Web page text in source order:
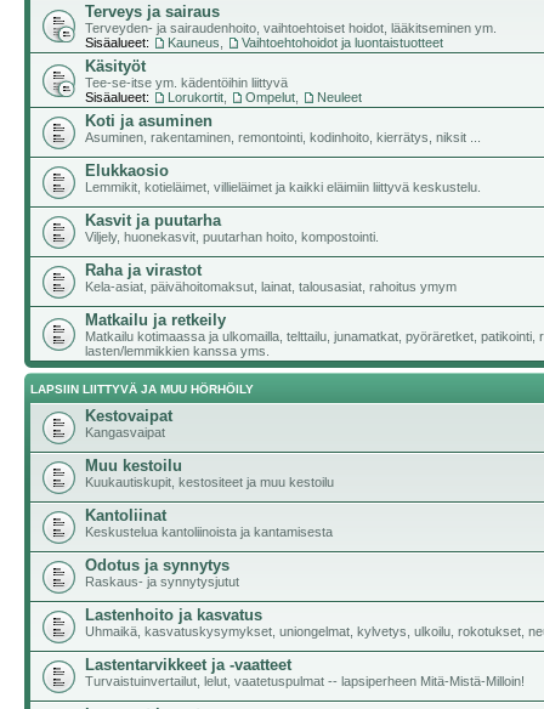
Terveys ja sairaus
Terveyden- ja sairaudenhoito, vaihtoehtoiset hoidot, lääkitseminen ym.
Sisäalueet:
Kauneus Vaihtoehtohoidot ja luontaistuotteet
Käsityöt
Tee-se-itse ym. kädentöihin liittyvä
Sisäalueet:
Lorukortit Ompelut Neuleet
Koti ja asuminen
Asuminen, rakentaminen, remontointi, kodinhoito, kierrätys, niksit ...
Elukkaosio
Lemmikit, kotieläimet, villieläimet ja kaikki eläimiin liittyvä keskustelu.
Kasvit ja puutarha
Viljely, huonekasvit, puutarhan hoito, kompostointi.
Raha ja virastot
Kela-asiat, päivähoitomaksut, lainat, talousasiat, rahoitus ymym
Matkailu ja retkeily
Matkailu kotimaassa ja ulkomailla, telttailu, junamatkat, pyöräretket, patikointi,
lasten/lemmikkien kanssa yms.
LAPSIIN LIITTYVÄ JA MUU HÖRHÖILY
Kestovaipat
Kangasvaipat
Muu kestoilu
Kuukautiskupit, kestositeet ja muu kestoilu
Kantoliinat
Keskustelua kantoliinoista ja kantamisesta
Odotus ja synnytys
Raskaus- ja synnytysjutut
Lastenhoito ja kasvatus
Uhmaikä, kasvatuskysymykset, uniongelmat, kylvetys, ulkoilu, rokotukset,
Lastentarvikkeet ja -vaatteet
Turvaistuinvertailut, lelut, vaatetuspulmat -- lapsiperheen Mitä-Mistä-Milloin!